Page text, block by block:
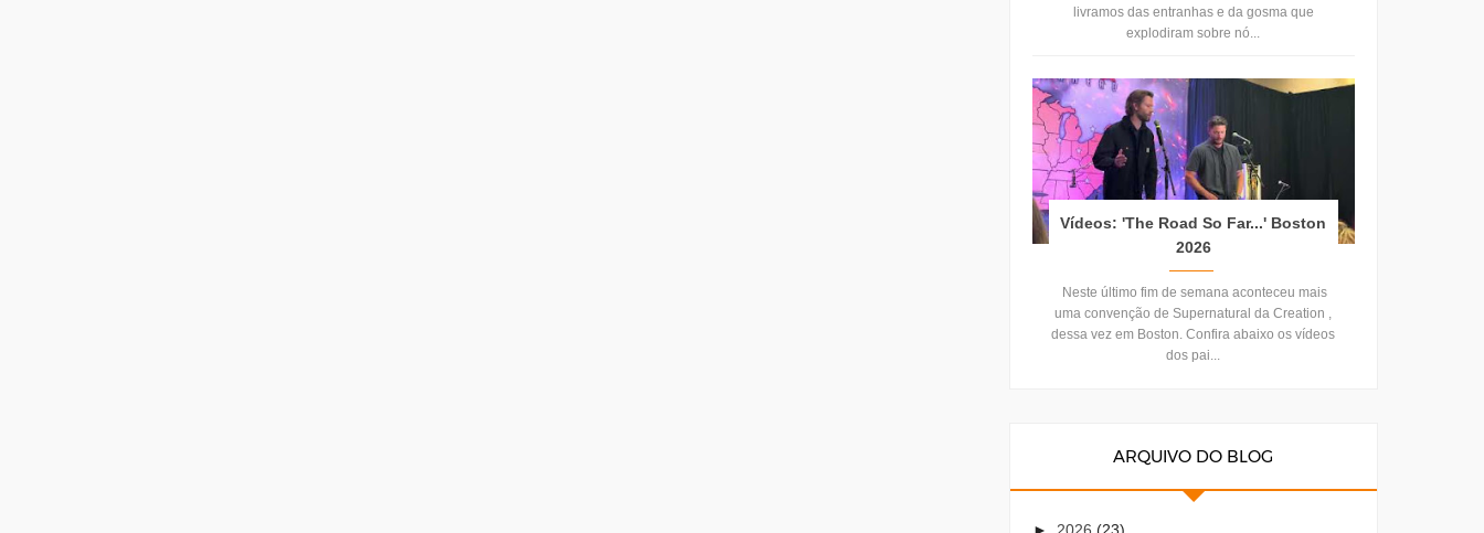
livramos das entranhas e da gosma que
explodiram sobre nó...
Vídeos: 'The Road So Far...' Boston
2026
Neste último fim de semana aconteceu mais
uma convenção de Supernatural da Creation ,
dessa vez em Boston. Confira abaixo os vídeos
dos pai...
ARQUIVO DO BLOG
► 2026 (23)